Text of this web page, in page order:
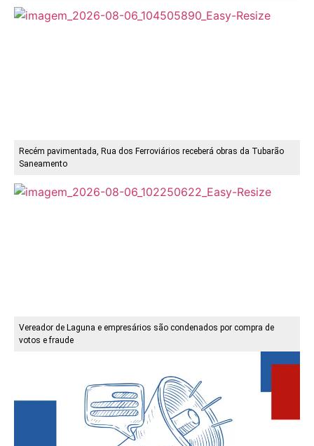
Recém pavimentada, Rua dos Ferroviários receberá obras da Tubarão
Saneamento
Vereador de Laguna e empresários são condenados por compra de
votos e fraude